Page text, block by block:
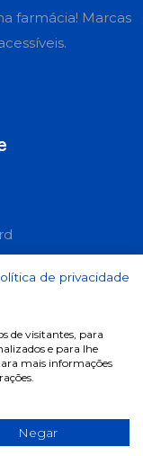
farmácia! Marcas
de privacidade
de visitantes, para
e para lhe
mais informações
Negar